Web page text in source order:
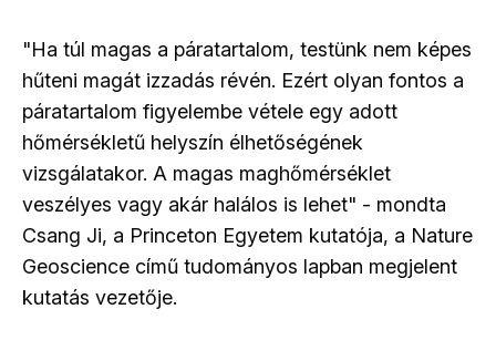
"Ha túl magas a páratartalom, testünk nem képes
hűteni magát izzadás révén. Ezért olyan fontos a
páratartalom figyelembe vétele egy adott
hőmérsékletű helyszín élhetőségének
vizsgálatakor. A magas maghőmérséklet
veszélyes vagy akár halálos is lehet" - mondta
Csang Ji, a Princeton Egyetem kutatója, a Nature
Geoscience című tudományos lapban megjelent
kutatás vezetője.